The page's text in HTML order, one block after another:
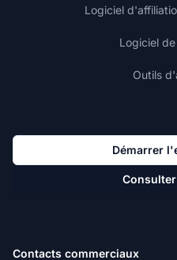
Logiciel
Logiciel
Outils
Démarrer
Contacts commerciaux